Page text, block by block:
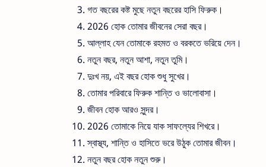
গত বছরের কষ্ট মুছে নতুন বছরের হাসি ফিরুক।
2026 হোক তোমার জীবনের সেরা বছর।
আল্লাহ যেন তোমাকে রহমত ও বরকতে ভরিয়ে দেন।
নতুন বছর, নতুন আশা, নতুন তুমি।
দুঃখ নয়, এই বছর হোক শুধু সুখের।
তোমার পরিবারে ফিরুক শান্তি ও ভালোবাসা।
জীবন হোক আরও সুন্দর।
2026 তোমাকে নিয়ে যাক সাফল্যের শিখরে।
স্বাস্থ্য, শান্তি ও হাসিতে ভরে উঠুক তোমার জীবন।
নতুন বছর হোক নতুন শুরু।